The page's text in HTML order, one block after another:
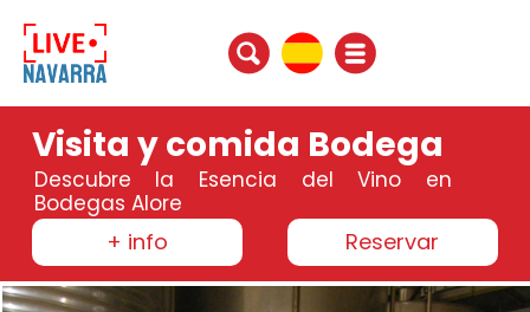
Visita y comida Bodega
Descubre la Esencia del Vino en
Bodegas Alore
+ info Reservar